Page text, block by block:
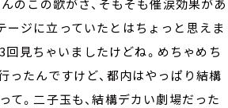
ージに立っていたとはちょっと思えま
回見ちゃいましたけどね。めちゃめち
ったんですけど、都内はやっぱり結構
。二子玉も、結構デカい劇場だった